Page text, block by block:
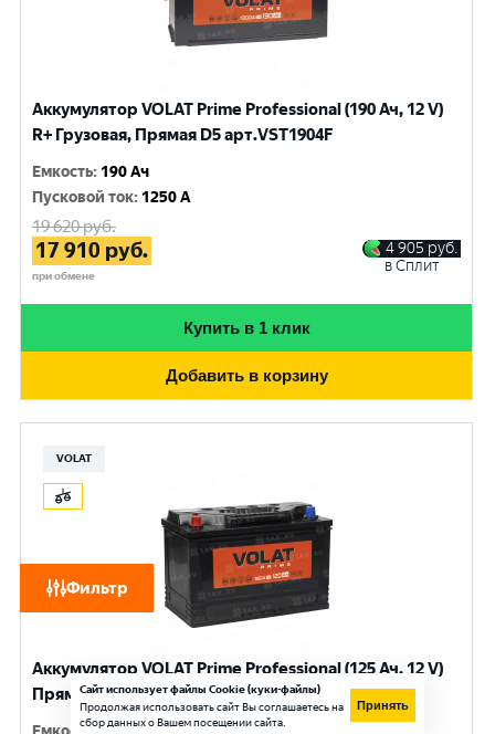
Фильтр
Аккумулятор VOLAT Prime Professional (190 Ач, 12 V)
R+ Грузовая, Прямая D5 арт.VST1904F
Емкость: 190 Ач
Пусковой ток: 1250 A
19 620руб.
17 910 руб.
при обмене
4 905 руб.
в Сплит
Купить в 1 клик
Добавить в корзину
VOLAT
Аккумулятор VOLAT Prime Professional (125 Ач, 12 V)
Прямая, L+ D2 арт.VST1251
Сайт использует файлы Cookie (куки-файлы)
Продолжая использовать сайт Вы соглашаетесь на
сбор данных о Вашем посещении сайта.
Принять